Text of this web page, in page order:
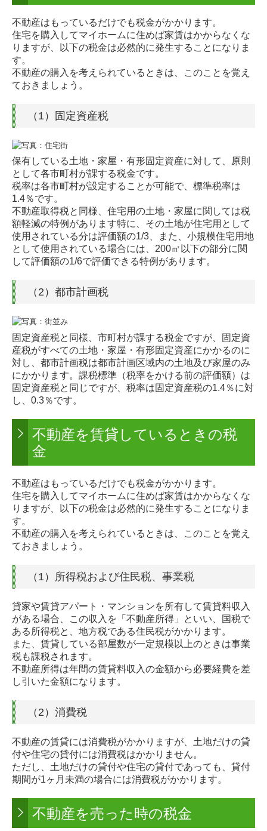
不動産はもっているだけでも税金がかかります。
住宅を購入してマイホームに住めば家賃はかからなくな
りますが、以下の税金は必然的に発生することになりま
す。
不動産の購入を考えられているときは、このことを覚え
ておきましょう。
（1）固定資産税
保有している土地・家屋・有形固定資産に対して、原則
として各市町村が課する税金です。
税率は各市町村が設定することが可能で、標準税率は
1.4％です。
不動産取得税と同様、住宅用の土地・家屋に関しては税
額軽減の特例があります特に、その土地が住宅用として
使用されている分は評価額の1/3、また、小規模住宅用地
として使用されている場合には、200㎡以下の部分に関
して評価額の1/6で評価できる特例があります。
（2）都市計画税
固定資産税と同様、市町村が課する税金ですが、固定資
産税がすべての土地・家屋・有形固定資産にかかるのに
対し、都市計画税は都市計画区域内の土地及び家屋のみ
にかかります。課税標準（税率をかける前の評価額）は
固定資産税と同じですが、税率は固定資産税の1.4％に対
し、0.3％です。
不動産を賃貸しているときの税
金
不動産はもっているだけでも税金がかかります。
住宅を購入してマイホームに住めば家賃はかからなくな
りますが、以下の税金は必然的に発生することになりま
す。
不動産の購入を考えられているときは、このことを覚え
ておきましょう。
（1）所得税および住民税、事業税
貸家や賃貸アパート・マンションを所有して賃貸料収入
がある場合、この収入を「不動産所得」といい、国税で
ある所得税と、地方税である住民税がかかります。
また、賃貸している部屋数が一定規模以上のときは事業
税も課税されます。
不動産所得は年間の賃貸料収入の金額から必要経費を差
し引いた金額になります。
（2）消費税
不動産の賃貸には消費税がかかりますが、土地だけの貸
付や住宅の貸付には消費税はかかりません。
ただし、土地だけの貸付や住宅の貸付であっても、貸付
期間が1ヶ月未満の場合には消費税がかかります。
不動産を売った時の税金